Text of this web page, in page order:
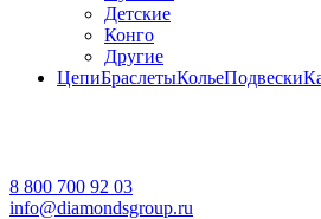
Детские
Конго
Другие
ЦепиБраслетыКольеПодвески
8 800 700 92 03
info@diamondsgroup.ru